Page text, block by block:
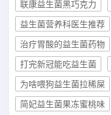
联康益生菌黑巧克力
益生菌营养科医生推荐
治疗胃酸的益生菌药物
打完新冠能吃益生菌
为啥喂狗益生菌拉稀屎
简妃益生菌果冻蜜桃味